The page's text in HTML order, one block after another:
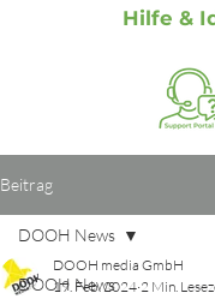
Hilfe &
Beitrag
DOOH News
DOOH News
DOOH media GmbH
19. Feb. 2024 2 Min.